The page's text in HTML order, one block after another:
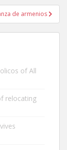
de armenios
of All
relocating